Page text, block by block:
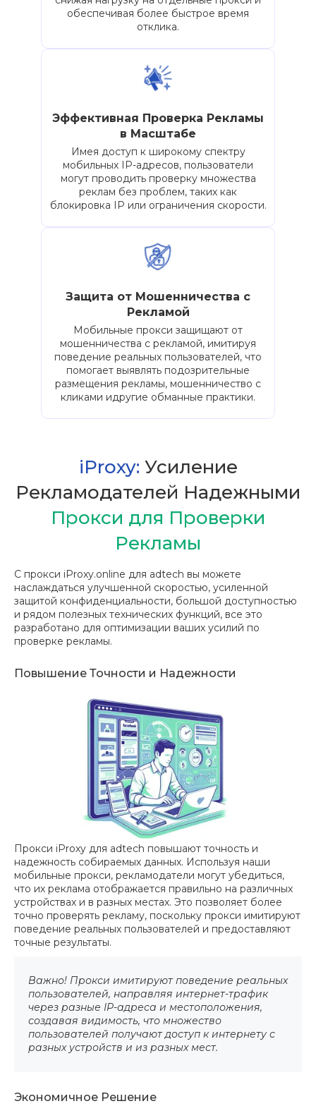
обеспечивая более быстрое время
отклика.
Эффективная Проверка Рекламы
в Масштабе
Имея доступ к широкому спектру
мобильных IP-адресов, пользователи
могут проводить проверку множества
реклам без проблем, таких как
блокировка IP или ограничения скорости.
Защита от Мошенничества с
Рекламой
Мобильные прокси защищают от
мошенничества с рекламой, имитируя
поведение реальных пользователей, что
помогает выявлять подозрительные
размещения рекламы, мошенничество с
кликами идругие обманные практики.
iProxy: Усиление
Рекламодателей Надежными
Прокси для Проверки
Рекламы
С прокси iProxy.online для adtech вы можете
наслаждаться улучшенной скоростью, усиленной
защитой конфиденциальности, большой доступностью
и рядом полезных технических функций, все это
разработано для оптимизации ваших усилий по
проверке рекламы.
Повышение Точности и Надежности
Прокси iProxy для adtech повышают точность и
надежность собираемых данных. Используя наши
мобильные прокси, рекламодатели могут убедиться,
что их реклама отображается правильно на различных
устройствах и в разных местах. Это позволяет более
точно проверять рекламу, поскольку прокси имитируют
поведение реальных пользователей и предоставляют
точные результаты.
Важно! Прокси имитируют поведение реальных
пользователей, направляя интернет-трафик
через разные IP-адреса и местоположения,
создавая видимость, что множество
пользователей получают доступ к интернету с
разных устройств и из разных мест.
Экономичное Решение